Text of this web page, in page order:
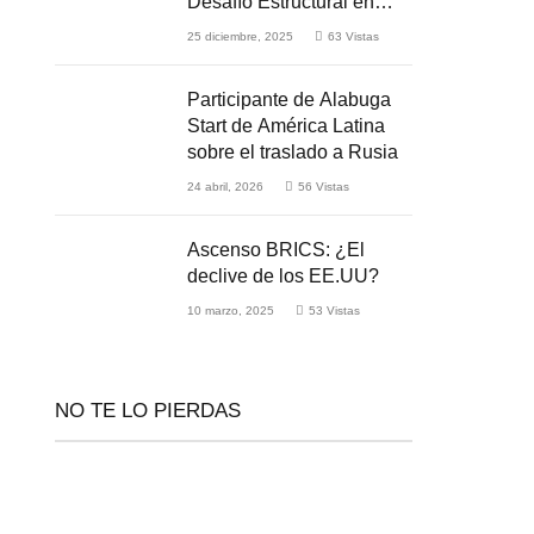
Medio de la Guerra
25 diciembre, 2025 63 Vistas
Participante de Alabuga
Start de América Latina
sobre el traslado a Rusia
24 abril, 2026 56 Vistas
Ascenso BRICS: ¿El
declive de los EE.UU?
10 marzo, 2025 53 Vistas
NO TE LO PIERDAS